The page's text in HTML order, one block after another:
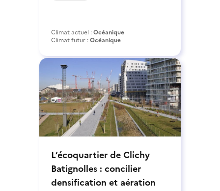
Climat actuel :Océanique
Climat futur :Océanique
L’écoquartier de Clichy
Batignolles : concilier
densification et aération